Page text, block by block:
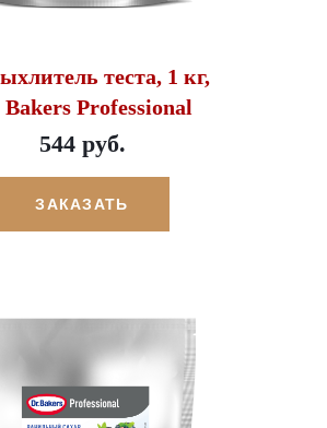
теста, 1 кг,
Bakers Professional
544 руб.
ЗАКАЗАТЬ